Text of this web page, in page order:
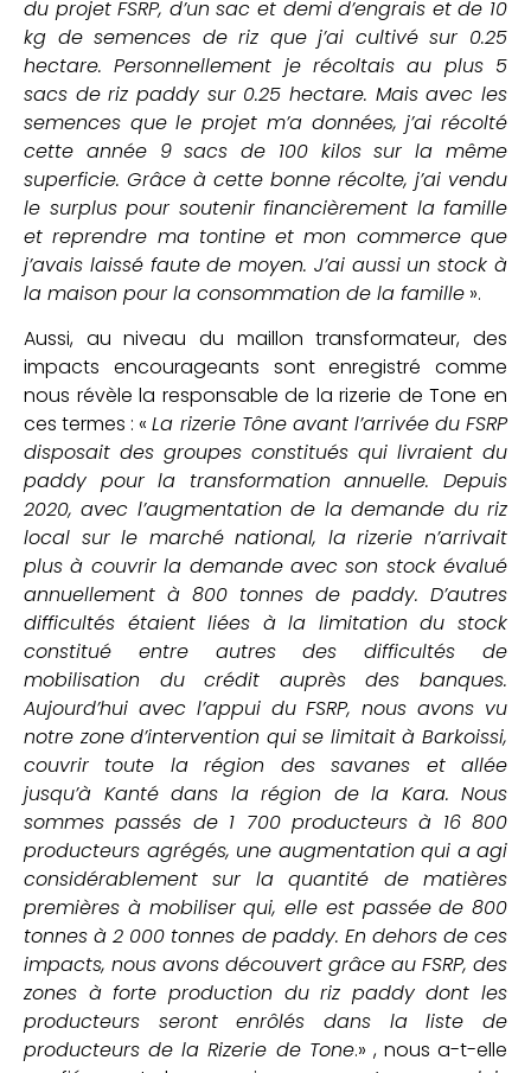
du projet FSRP, d’un sac et demi d’engrais et de 10
kg de semences de riz que j’ai cultivé sur 0.25
hectare. Personnellement je récoltais au plus 5
sacs de riz paddy sur 0.25 hectare. Mais avec les
semences que le projet m’a données, j’ai récolté
cette année 9 sacs de 100 kilos sur la même
superficie. Grâce à cette bonne récolte, j’ai vendu
le surplus pour soutenir financièrement la famille
et reprendre ma tontine et mon commerce que
j’avais laissé faute de moyen. J’ai aussi un stock à
la maison pour la consommation de la famille ».
Aussi, au niveau du maillon transformateur, des
impacts encourageants sont enregistré comme
nous révèle la responsable de la rizerie de Tone en
ces termes : «La rizerie Tône avant l’arrivée du FSRP
disposait des groupes constitués qui livraient du
paddy pour la transformation annuelle. Depuis
2020, avec l’augmentation de la demande du riz
local sur le marché national, la rizerie n’arrivait
plus à couvrir la demande avec son stock évalué
annuellement à 800 tonnes de paddy. D’autres
difficultés étaient liées à la limitation du stock
constitué entre autres des difficultés de
mobilisation du crédit auprès des banques.
Aujourd’hui avec l’appui du FSRP, nous avons vu
notre zone d’intervention qui se limitait à Barkoissi,
couvrir toute la région des savanes et allée
jusqu’à Kanté dans la région de la Kara. Nous
sommes passés de 1 700 producteurs à 16 800
producteurs agrégés, une augmentation qui a agi
considérablement sur la quantité de matières
premières à mobiliser qui, elle est passée de 800
tonnes à 2 000 tonnes de paddy. En dehors de ces
impacts, nous avons découvert grâce au FSRP, des
zones à forte production du riz paddy dont les
producteurs seront enrôlés dans la liste de
producteurs de la Rizerie de Tone.» , nous a-t-elle